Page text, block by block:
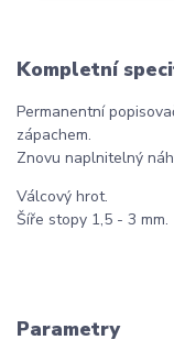
Kompletní
Permanentní
zápachem.
Znovu naplnitelný
Válcový hrot.
Šíře stopy 1,5 - 3 mm.
Parametry